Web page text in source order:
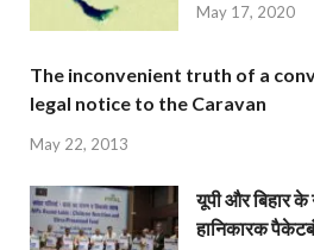
May 17, 2020
The inconvenient truth of a
legal notice to the Caravan
May 22, 2013
यूपी और बिहार के
हानिकारक